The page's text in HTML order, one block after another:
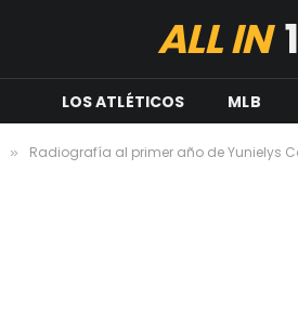
ALL IN
LOS ATLÉTICOS MLB
» Radiografía al primer año de Yunielys